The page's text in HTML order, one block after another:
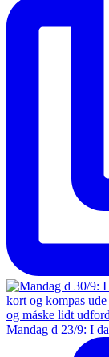
Mandag d 23/9: I